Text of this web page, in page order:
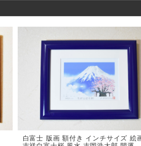
白富士 版画 額付き インチサイズ 絵